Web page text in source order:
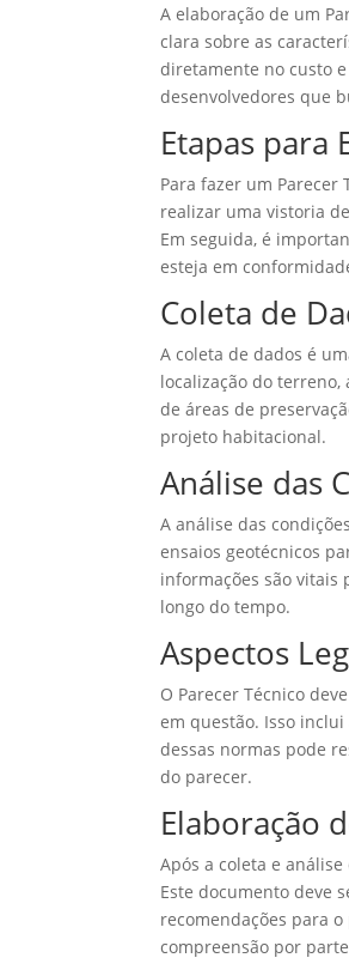
A elaboração de um
clara sobre as
diretamente no custo
desenvolvedores que
Etapas para
Para fazer um Parecer
realizar uma vistoria
Em seguida, é
esteja em
Coleta de
A coleta de dados é
localização do terreno,
de áreas de
projeto habitacional.
Análise das
A análise das
ensaios geotécnicos
informações são
longo do tempo.
Aspectos
O Parecer Técnico
em questão. Isso
dessas normas pode
do parecer.
Elaboração
Após a coleta e
Este documento deve
recomendações para
compreensão por